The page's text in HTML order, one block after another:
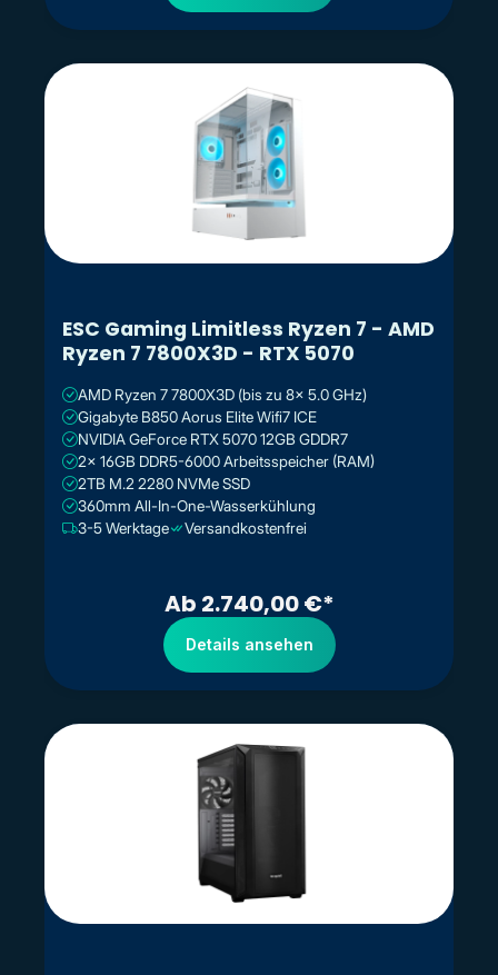
ESC Gaming Limitless Ryzen 7 - AMD
Ryzen 7 7800X3D - RTX 5070
AMD Ryzen 7 7800X3D (bis zu 8x 5.0 GHz)
Gigabyte B850 Aorus Elite Wifi7 ICE
NVIDIA GeForce RTX 5070 12GB GDDR7
2x 16GB DDR5-6000 Arbeitsspeicher (RAM)
2TB M.2 2280 NVMe SSD
360mm All-In-One-Wasserkühlung
3-5 Werktage
Versandkostenfrei
Ab 2.740,00 €*
Details ansehen